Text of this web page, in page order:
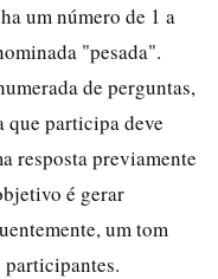
um número de 1 a
"pesada".
de perguntas,
que participa deve
resposta previamente
é gerar
um tom